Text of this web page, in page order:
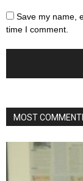
Save my name,
time I comment.
MOST